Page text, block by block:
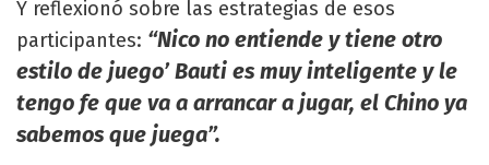
Y reflexionó sobre las estrategias de esos
participantes: “Nico no entiende y tiene otro
estilo de juego’ Bauti es muy inteligente y le
tengo fe que va a arrancar a jugar, el Chino ya
sabemos que juega”.